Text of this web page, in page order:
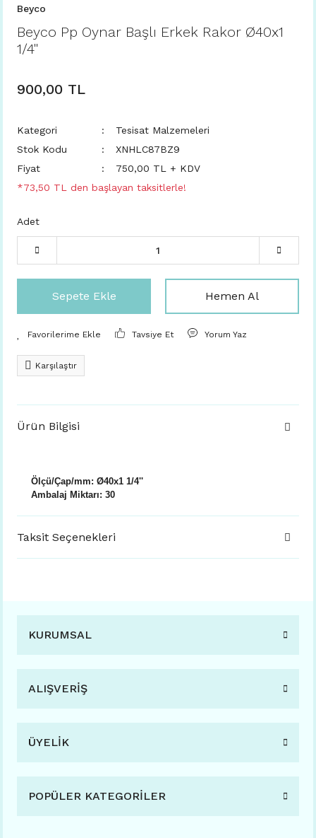
Beyco
Beyco Pp Oynar Başlı Erkek Rakor Ø40x1
1/4''
900,00 TL
Kategori
Tesisat Malzemeleri
Stok Kodu
XNHLC87BZ9
Fiyat
750,00 TL + KDV
*73,50 TL den başlayan taksitlerle!
Adet
Sepete Ekle Hemen Al
Tavsiye Et Yorum Yaz
Karşılaştır
Ürün Bilgisi
Ölçü/Çap/mm: Ø40x1 1/4''
Ambalaj Miktarı: 30
Taksit Seçenekleri
KURUMSAL
ALIŞVERİŞ
ÜYELİK
POPÜLER KATEGORİLER